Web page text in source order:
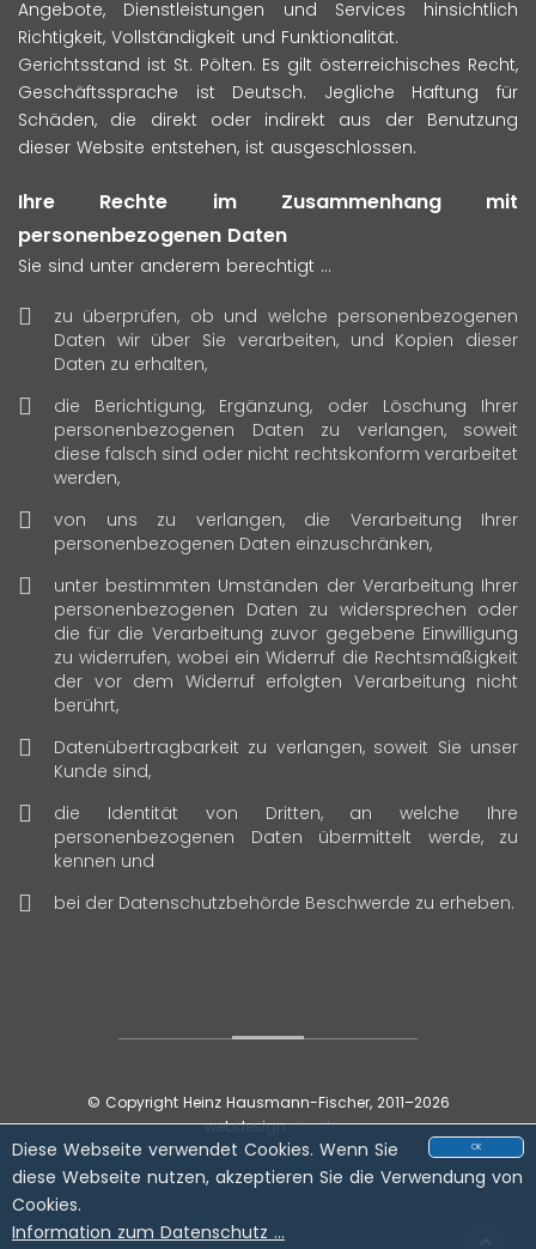
OK
Diese Webseite verwendet Cookies. Wenn Sie
diese Webseite nutzen, akzeptieren Sie die Verwendung von
Cookies.
Information zum Datenschutz …
Angebote, Dienstleistungen und Services hinsichtlich
Richtigkeit, Vollständigkeit und Funktionalität.
Gerichtsstand ist St. Pölten. Es gilt österreichisches Recht,
Geschäftssprache ist Deutsch. Jegliche Haftung für
Schäden, die direkt oder indirekt aus der Benutzung
dieser Website entstehen, ist ausgeschlossen.
Ihre Rechte im Zusammenhang mit
personenbezogenen Daten
Sie sind unter anderem berechtigt …
zu überprüfen, ob und welche personenbezogenen
Daten wir über Sie verarbeiten, und Kopien dieser
Daten zu erhalten,
die Berichtigung, Ergänzung, oder Löschung Ihrer
personenbezogenen Daten zu verlangen, soweit
diese falsch sind oder nicht rechtskonform verarbeitet
werden,
von uns zu verlangen, die Verarbeitung Ihrer
personenbezogenen Daten einzuschränken,
unter bestimmten Umständen der Verarbeitung Ihrer
personenbezogenen Daten zu widersprechen oder
die für die Verarbeitung zuvor gegebene Einwilligung
zu widerrufen, wobei ein Widerruf die Rechtsmäßigkeit
der vor dem Widerruf erfolgten Verarbeitung nicht
berührt,
Datenübertragbarkeit zu verlangen, soweit Sie unser
Kunde sind,
die Identität von Dritten, an welche Ihre
personenbezogenen Daten übermittelt werde, zu
kennen und
bei der Datenschutzbehörde Beschwerde zu erheben.
© Copyright Heinz Hausmann-Fischer, 2011–2026
webdesignpixart